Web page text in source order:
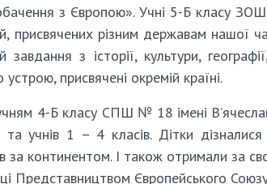
з Європою». Учні 5-Б класу
присвячених різним державам нашої
з історії, культури,
присвячені окремій країні.
4-Б класу СПШ № 18 імені
та учнів 1 – 4 класів. Дітки
за континентом. І також отримали за
Представництвом Європейського